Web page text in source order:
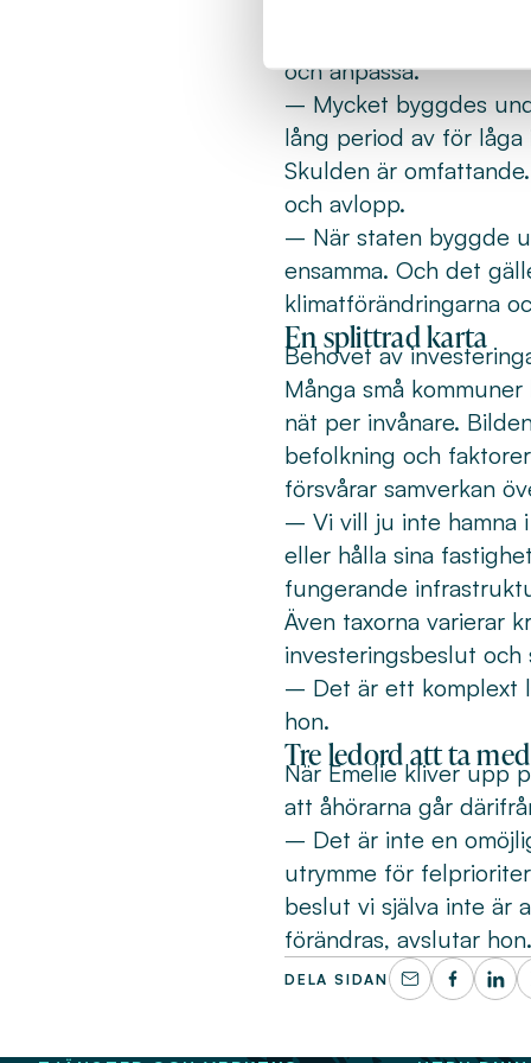
och strukturellt.
och anpassa.
– Mycket byggdes
lång period av för
Skulden är
och avlopp.
– När staten byggde
ensamma. Och det
klimatförändringarna
En splittrad karta
Behovet av
Många små
nät per invånare.
befolkning och
försvårar samverkan
– Vi vill ju inte hamna
eller hålla sina
fungerande
Även taxorna varierar
investeringsbeslut och
– Det är ett komplext
hon.
Tre ledord att ta
När Emelie kliver upp
att åhörarna går
– Det är inte en
utrymme för
beslut vi själva inte är
förändras, avslutar hon.
DELA SIDAN